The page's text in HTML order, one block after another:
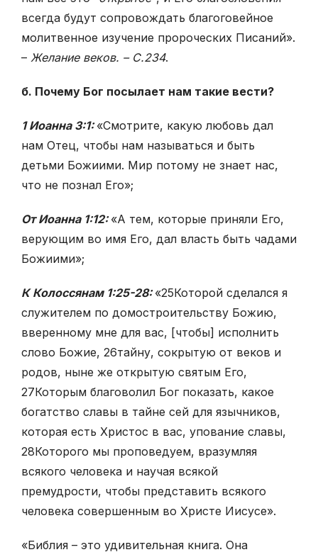
всегда будут сопровождать благоговейное
молитвенное изучение пророческих Писаний».
– Желание веков. – С.234.
б. Почему Бог посылает нам такие вести?
1 Иоанна 3:1:«Смотрите, какую любовь дал
нам Отец, чтобы нам называться и быть
детьми Божиими. Мир потому не знает нас,
что не познал Его»;
От Иоанна 1:12:«А тем, которые приняли Его,
верующим во имя Его, дал власть быть чадами
Божиими»;
К Колоссянам 1:25-28:«25Которой сделался я
служителем по домостроительству Божию,
вверенному мне для вас, [чтобы] исполнить
слово Божие, 26тайну, сокрытую от веков и
родов, ныне же открытую святым Его,
27Которым благоволил Бог показать, какое
богатство славы в тайне сей для язычников,
которая есть Христос в вас, упование славы,
28Которого мы проповедуем, вразумляя
всякого человека и научая всякой
премудрости, чтобы представить всякого
человека совершенным во Христе Иисусе».
«Библия – это удивительная книга. Она